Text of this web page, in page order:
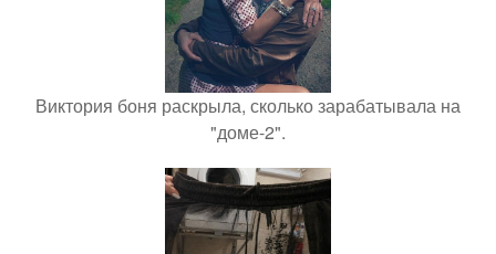
Виктория боня раскрыла, сколько зарабатывала на
"доме-2".